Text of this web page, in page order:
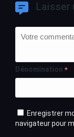
Laisser
Dénomination *
Enregistrer
navigateur pour